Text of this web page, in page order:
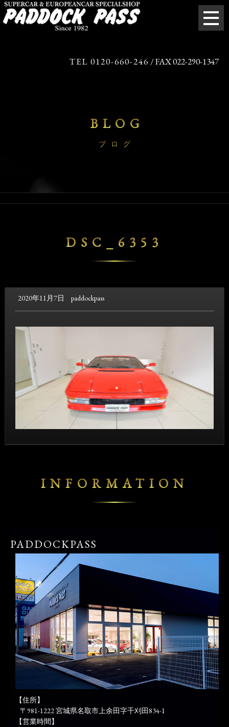
TEL 0120-660-246 / FAX 022-290-1347
BLOG
ブログ
DSC_6353
2020年11月7日 paddockpass
INFORMATION
PADDOCKPASS
【住所】
〒981-1222 宮城県名取市上余田字千刈田834-1
【営業時間】